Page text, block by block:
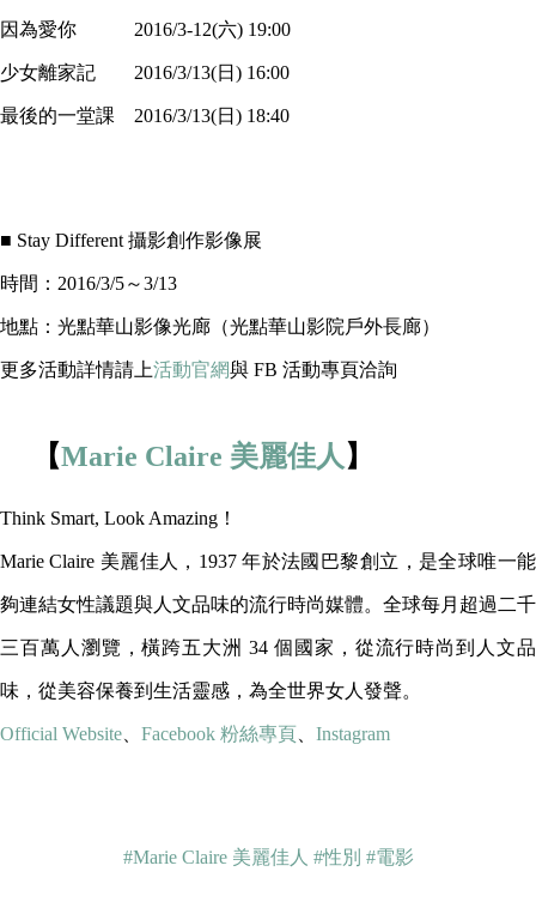
因為愛你 2016/3-12(六) 19:00
少女離家記 2016/3/13(日) 16:00
最後的一堂課 2016/3/13(日) 18:40
■ Stay Different 攝影創作影像展
時間：2016/3/5～3/13
地點：光點華山影像光廊（光點華山影院戶外長廊）
更多活動詳情請上活動官網與 FB 活動專頁洽詢
【Marie Claire 美麗佳人 】
Think Smart, Look Amazing！
Marie Claire 美麗佳人，1937 年於法國巴黎創立，是全球唯一能
夠連結女性議題與人文品味的流行時尚媒體。全球每月超過二千
三百萬人瀏覽，橫跨五大洲 34 個國家，從流行時尚到人文品
味，從美容保養到生活靈感，為全世界女人發聲。
Official Website Facebook 粉絲專頁 Instagram
#Marie Claire 美麗佳人 #性別 #電影